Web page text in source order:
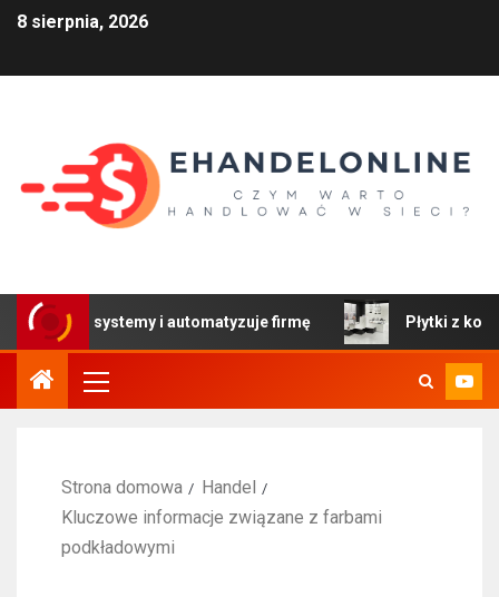
8 sierpnia, 2026
systemy i automatyzuje firmę Płytki z kolekcji
Strona domowa
Handel
Kluczowe informacje związane z farbami
podkładowymi